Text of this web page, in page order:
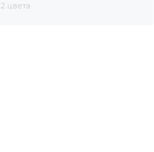
2 цвета